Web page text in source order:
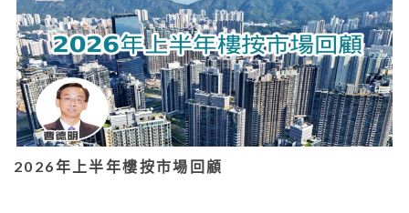
2026年上半年樓按市場回顧